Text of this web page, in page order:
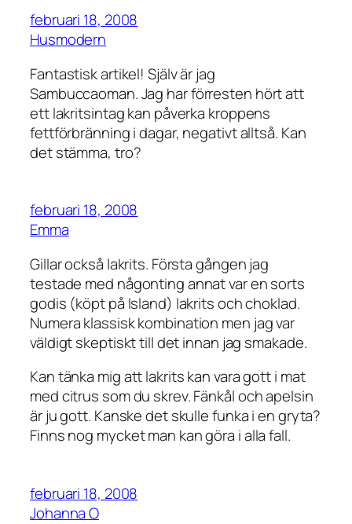
februari 18, 2008
Husmodern
Fantastisk artikel! Själv är jag
Sambuccaoman. Jag har förresten hört att
ett lakritsintag kan påverka kroppens
fettförbränning i dagar, negativt alltså. Kan
det stämma, tro?
februari 18, 2008
Emma
Gillar också lakrits. Första gången jag
testade med någonting annat var en sorts
godis (köpt på Island) lakrits och choklad.
Numera klassisk kombination men jag var
väldigt skeptiskt till det innan jag smakade.
Kan tänka mig att lakrits kan vara gott i mat
med citrus som du skrev. Fänkål och apelsin
är ju gott. Kanske det skulle funka i en gryta?
Finns nog mycket man kan göra i alla fall.
februari 18, 2008
Johanna O